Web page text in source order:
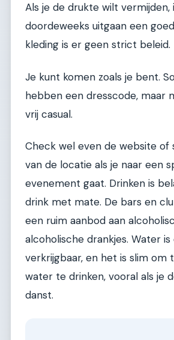
Als je de drukte wilt vermijden,
doordeweeks uitgaan een
kleding is er geen strict beleid.
Je kunt komen zoals je bent.
hebben een dresscode, maar
vrij casual.
Check wel even de website of
van de locatie als je naar een
evenement gaat. Drinken is
drink met mate. De bars en
een ruim aanbod aan
alcoholische drankjes. Water is
verkrijgbaar, en het is slim om
water te drinken, vooral als je
danst.